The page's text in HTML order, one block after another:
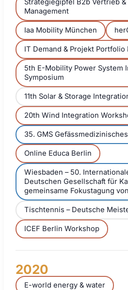
Strategiegipfel B2b Vertrieb &
Management
Iaa Mobility München
IT Demand & Projekt Portfolio
5th E-Mobility Power System
Symposium
11th Solar & Storage
20th Wind Integration
35. GMS
Online Educa Berlin
Wiesbaden – 50.
Deutschen Gesellschaft für
gemeinsame Fokustagung
Tischtennis – Deutsche
ICEF Berlin Workshop
2020
E-world energy & water